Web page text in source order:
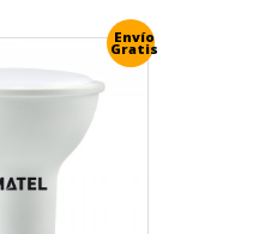
Envío
Gratis